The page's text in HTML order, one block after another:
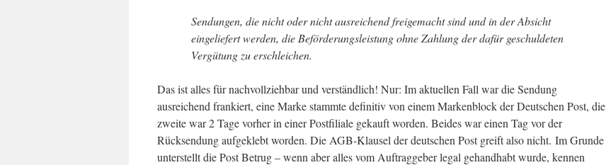
Sendungen, die nicht oder nicht ausreichend freigemacht sind und in der Absicht
eingeliefert werden, die Beförderungsleistung ohne Zahlung der dafür geschuldeten
Vergütung zu erschleichen.
Das ist alles für nachvollziehbar und verständlich! Nur: Im aktuellen Fall war die Sendung
ausreichend frankiert, eine Marke stammte definitiv von einem Markenblock der Deutschen Post, die
zweite war 2 Tage vorher in einer Postfiliale gekauft worden. Beides war einen Tag vor der
Rücksendung aufgeklebt worden. Die AGB-Klausel der deutschen Post greift also nicht. Im Grunde
unterstellt die Post Betrug – wenn aber alles vom Auftraggeber legal gehandhabt wurde, kennen